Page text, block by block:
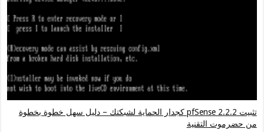
تثبيت pfSense 2.2.2 كجدار الحماية لشبكتك – دليل سهل خطوة بخطوة
من حضرموت التقنية